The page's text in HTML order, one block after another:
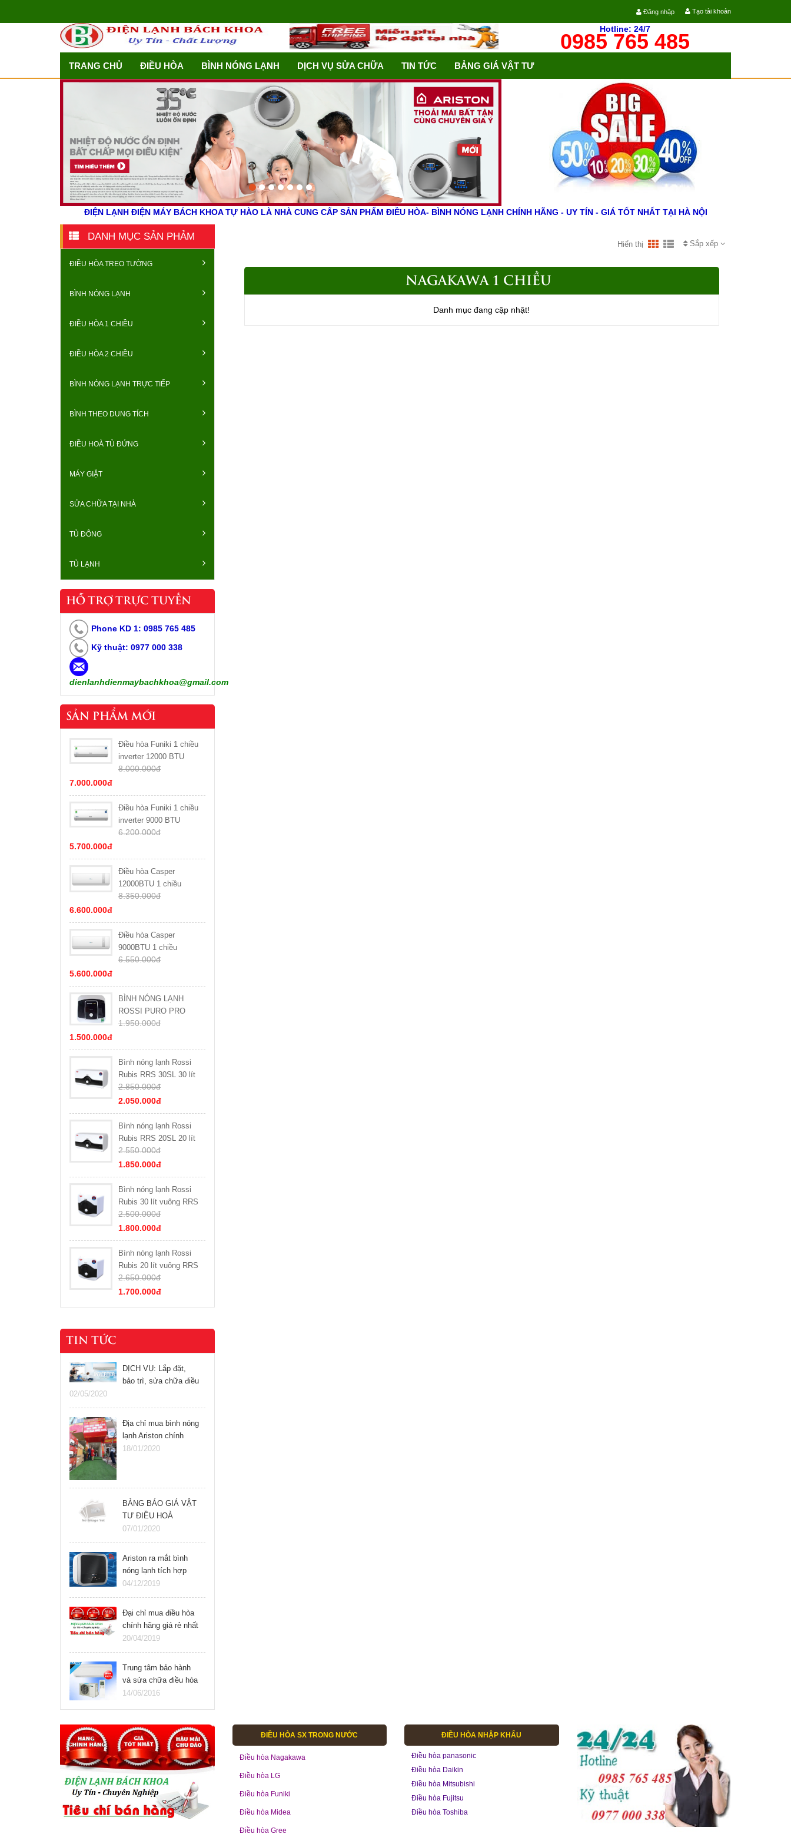
Đăng nhập Tạo tài khoản
Hotline: 24/7
0985 765 485
TRANG CHỦ ĐIỀU HÒA BÌNH NÓNG LẠNH DỊCH VỤ SỬA CHỮA TIN TỨC BẢNG GIÁ VẬT TƯ
ĐIỆN LẠNH ĐIỆN MÁY BÁCH KHOA TỰ HÀO LÀ NHÀ CUNG CẤP SẢN PHẨM ĐIỀU HÒA- BÌNH NÓNG LẠNH CHÍNH HÃNG - UY TÍN - GIÁ TỐT NHẤT TẠI HÀ NỘI
DANH MỤC SẢN PHẢM
ĐIỀU HÒA TREO TƯỜNG
BÌNH NÓNG LẠNH
ĐIỀU HÒA 1 CHIỀU
ĐIỀU HÒA 2 CHIỀU
BÌNH NÓNG LẠNH TRỰC TIẾP
BÌNH THEO DUNG TÍCH
ĐIỀU HOÀ TỦ ĐỨNG
MÁY GIẶT
SỬA CHỮA TẠI NHÀ
TỦ ĐÔNG
TỦ LẠNH
HỖ TRỢ TRỰC TUYẾN
Phone KD 1: 0985 765 485
Kỹ thuật: 0977 000 338
dienlanhdienmaybachkhoa@gmail.com
SẢN PHẨM MỚI
Điều hòa Funiki 1 chiều
inverter 12000 BTU
HIC12TMU
8.000.000đ
7.000.000đ
Điều hòa Funiki 1 chiều
inverter 9000 BTU
HIC09TMU
6.200.000đ
5.700.000đ
Điều hòa Casper
12000BTU 1 chiều
Inverter GC-12IS33
8.350.000đ
6.600.000đ
Điều hòa Casper
9000BTU 1 chiều
Inverter GC-09IS35
6.550.000đ
5.600.000đ
BÌNH NÓNG LẠNH
ROSSI PURO PRO
15SQ
1.950.000đ
1.500.000đ
Bình nóng lạnh Rossi
Rubis RRS 30SL 30 lít
ngang
2.850.000đ
2.050.000đ
Bình nóng lạnh Rossi
Rubis RRS 20SL 20 lít
ngang
2.550.000đ
1.850.000đ
Bình nóng lạnh Rossi
Rubis 30 lít vuông RRS
30 SQ
2.500.000đ
1.800.000đ
Bình nóng lạnh Rossi
Rubis 20 lít vuông RRS
20 SQ
2.650.000đ
1.700.000đ
TIN TỨC
DỊCH VỤ: Lắp đặt,
bảo trì, sửa chữa điều
02/05/2020
Địa chỉ mua bình nóng
lạnh Ariston chính
hãng tại Hà Nội giá rẻ
18/01/2020
BẢNG BÁO GIÁ VẬT
TƯ ĐIỀU HOÀ
07/01/2020
Ariston ra mắt bình
nóng lạnh tích hợp
wifi hiện đại nhất hiện
04/12/2019
Đại chỉ mua điều hòa
chính hãng giá rẻ nhất
Hà Nội. Điện Lạnh
20/04/2019
Trung tâm bảo hành
và sửa chữa điều hòa
daikin ở Hà Nội
14/06/2016
Sắp xếp
Hiển thị
NAGAKAWA 1 CHIỀU
Danh mục đang cập nhật!
ĐIỀU HÒA SX TRONG NƯỚC
Điều hòa Nagakawa
Điều hòa LG
Điều hòa Funiki
Điều hòa Midea
Điều hòa Gree
ĐIỀU HÒA NHẬP KHẨU
Điều hòa panasonic
Điều hòa Daikin
Điều hòa Mitsubishi
Điều hòa Fujitsu
Điều hòa Toshiba